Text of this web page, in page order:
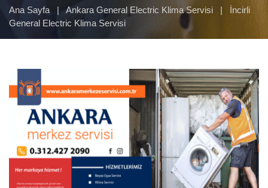
Ana Sayfa | Ankara General Electric Klima Servisi |
İncirli
General Electric Klima Servisi